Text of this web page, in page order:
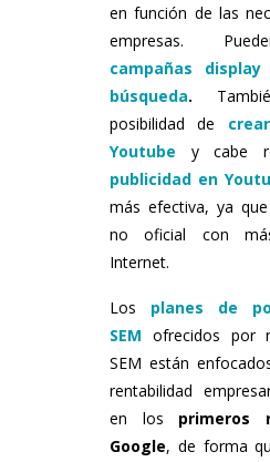
en función de las
empresas.
campañas display
búsqueda.
posibilidad de
Youtube y cabe
publicidad en
más efectiva, ya
no oficial con
Internet.
Los planes de
SEM ofrecidos por
SEM están
rentabilidad
en los primeros
Google, de forma